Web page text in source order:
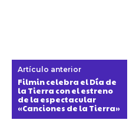
Artículo anterior
Filmin celebra el Día de
la Tierra con el estreno
de la espectacular
«Canciones de la Tierra»